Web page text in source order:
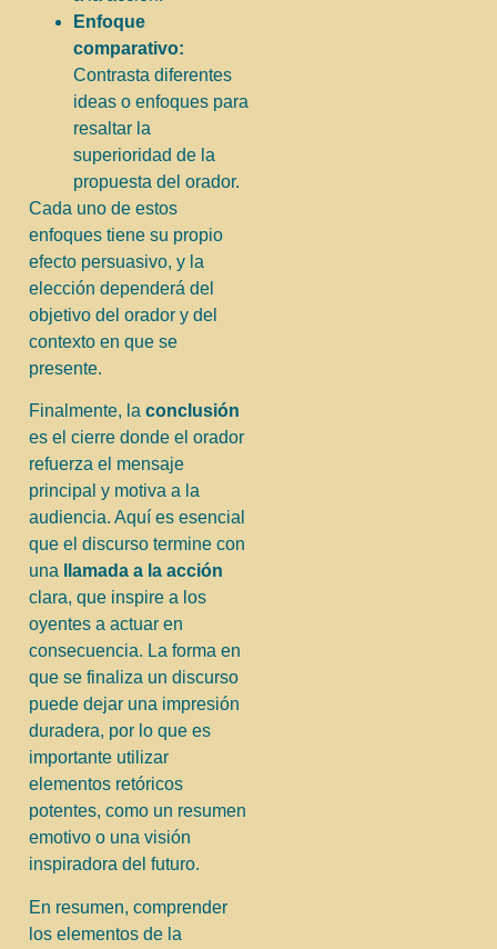
Enfoque
comparativo:
Contrasta diferentes
ideas o enfoques para
resaltar la
superioridad de la
propuesta del orador.
Cada uno de estos
enfoques tiene su propio
efecto persuasivo, y la
elección dependerá del
objetivo del orador y del
contexto en que se
presente.
Finalmente, la conclusión
es el cierre donde el orador
refuerza el mensaje
principal y motiva a la
audiencia. Aquí es esencial
que el discurso termine con
una
llamada a la acción
clara, que inspire a los
oyentes a actuar en
consecuencia. La forma en
que se finaliza un discurso
puede dejar una impresión
duradera, por lo que es
importante utilizar
elementos retóricos
potentes, como un resumen
emotivo o una visión
inspiradora del futuro.
En resumen, comprender
los elementos de la